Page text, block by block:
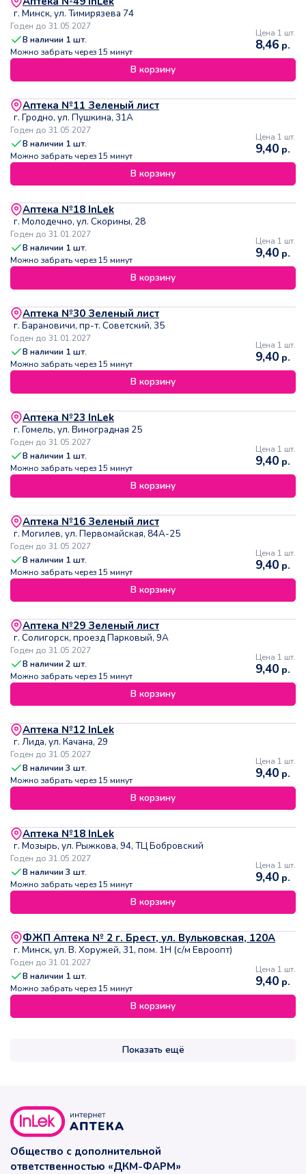
г. Минск, ул. Тимирязева 74
Годен до 31.05.2027
В наличии 1 шт.
Можно забрать через 15 минут
Цена 1 шт.
8,46 р.
В корзину
Аптека №11 Зеленый лист
г. Гродно, ул. Пушкина, 31А
Годен до 31.05.2027
В наличии 1 шт.
Можно забрать через 15 минут
Цена 1 шт.
9,40 р.
В корзину
Аптека №18 InLek
г. Молодечно, ул. Скорины, 28
Годен до 31.01.2027
В наличии 1 шт.
Можно забрать через 15 минут
Цена 1 шт.
9,40 р.
В корзину
Аптека №30 Зеленый лист
г. Барановичи, пр-т. Советский, 35
Годен до 31.01.2027
В наличии 1 шт.
Можно забрать через 15 минут
Цена 1 шт.
9,40 р.
В корзину
Аптека №23 InLek
г. Гомель, ул. Виноградная 25
Годен до 31.05.2027
В наличии 1 шт.
Можно забрать через 15 минут
Цена 1 шт.
9,40 р.
В корзину
Аптека №16 Зеленый лист
г. Могилев, ул. Первомайская, 84А-25
Годен до 31.05.2027
В наличии 1 шт.
Можно забрать через 15 минут
Цена 1 шт.
9,40 р.
В корзину
Аптека №29 Зеленый лист
г. Солигорск, проезд Парковый, 9А
Годен до 31.05.2027
В наличии2 шт.
Можно забрать через 15 минут
Цена 1 шт.
9,40 р.
В корзину
Аптека №12 InLek
г. Лида, ул. Качана, 29
Годен до 31.05.2027
В наличии3 шт.
Можно забрать через 15 минут
Цена 1 шт.
9,40 р.
В корзину
Аптека №18 InLek
г. Мозырь, ул. Рыжкова, 94, ТЦ Бобровский
Годен до 31.05.2027
В наличии3 шт.
Можно забрать через 15 минут
Цена 1 шт.
9,40 р.
В корзину
ФЖП Аптека № 2 г. Брест, ул. Вульковская, 120А
г. Минск, ул. В. Хоружей, 31, пом. 1Н (с/м Евроопт)
Годен до 31.01.2027
В наличии 1 шт.
Можно забрать через 15 минут
Цена 1 шт.
9,40 р.
В корзину
Показать ещё
Общество с дополнительной
ответственностью «ДКМ-ФАРМ»